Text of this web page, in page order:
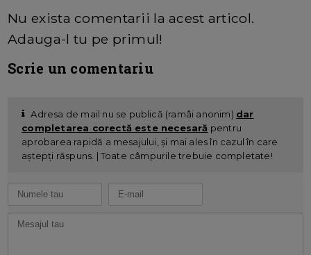
Nu exista comentarii la acest articol.
Adauga-l tu pe primul!
Scrie un comentariu
Adresa de mail nu se publică (ramâi anonim) dar
completarea corectă este necesară pentru
aprobarea rapidă a mesajului, și mai ales în cazul în care
aștepți răspuns. | Toate câmpurile trebuie completate!